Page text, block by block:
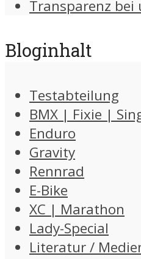
Transparenz bei
Bloginhalt
Testabteilung
BMX | Fixie |
Enduro
Gravity
Rennrad
E-Bike
XC | Marathon
Lady-Special
Literatur /